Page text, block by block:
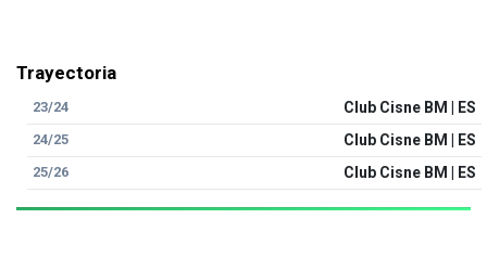
Trayectoria
23/24 Club Cisne BM | ES
24/25 Club Cisne BM | ES
25/26 Club Cisne BM | ES